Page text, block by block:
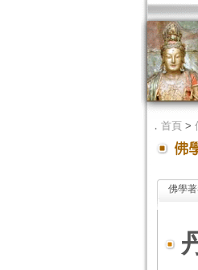
． 首頁>
佛學